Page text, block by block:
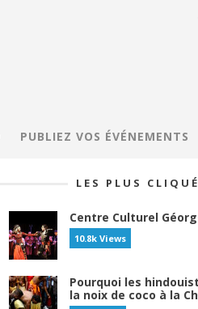
PUBLIEZ VOS ÉVÉNEMENTS
LES PLUS
Centre Culturel
10.8k Views
Pourquoi les
la noix de coco à la